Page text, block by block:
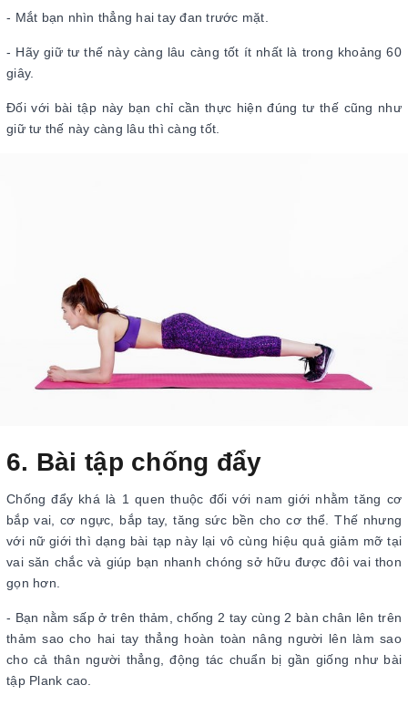
- Mắt bạn nhìn thẳng hai tay đan trước mặt.
- Hãy giữ tư thế này càng lâu càng tốt ít nhất là trong khoảng 60
giây.
Đối với bài tập này bạn chỉ cần thực hiện đúng tư thế cũng như
giữ tư thế này càng lâu thì càng tốt.
6. Bài tập chống đẩy
Chống đẩy khá là 1 quen thuộc đối với nam giới nhằm tăng cơ
bắp vai, cơ ngực, bắp tay, tăng sức bền cho cơ thể. Thế nhưng
với nữ giới thì dạng bài tạp này lại vô cùng hiệu quả giảm mỡ tại
vai săn chắc và giúp bạn nhanh chóng sở hữu được đôi vai thon
gọn hơn.
- Bạn nằm sấp ở trên thảm, chống 2 tay cùng 2 bàn chân lên trên
thảm sao cho hai tay thẳng hoàn toàn nâng người lên làm sao
cho cả thân người thẳng, động tác chuẩn bị gần giống như bài
tập Plank cao.